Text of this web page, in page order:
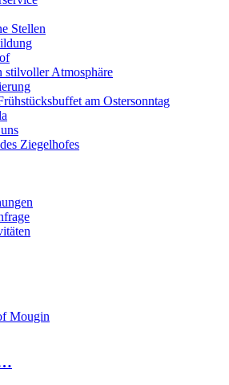
Stellen
stilvoller Atmosphäre
am Ostersonntag
Ziegelhofes